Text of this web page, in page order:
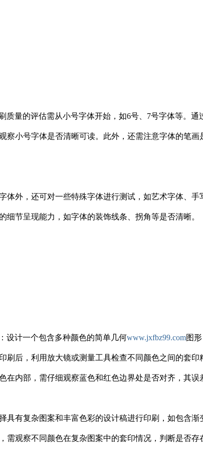
质量的评估需从小号字体开始，如6号、7号字体等。
察小号字体是否清晰可读。此外，还需注意字体的笔
体外，还可对一些特殊字体进行测试，如艺术字体、
细节呈现能力，如字体的装饰线条、拐角等是否清晰。
设计一个包含多种颜色的简单几何www.jxfbz99.com图
刷后，利用放大镜或测量工具检查不同颜色之间的套
在内部，需仔细观察蓝色和红色边界处是否对齐，其误
具有复杂图案和丰富色彩的设计稿进行印刷，如包含
需观察不同颜色在复杂图案中的套印情况，判断是否